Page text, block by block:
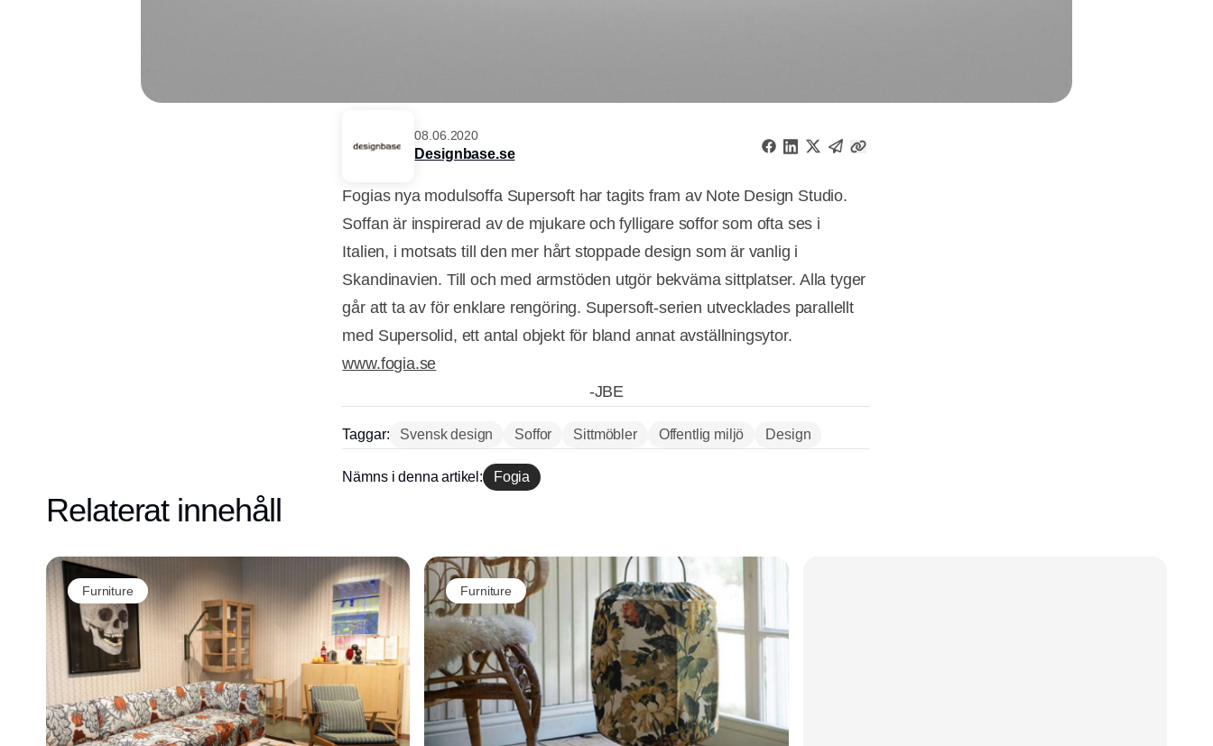
08.06.2020
Designbase.se
Fogias nya modulsoffa Supersoft har tagits fram av Note Design Studio.
Soffan är inspirerad av de mjukare och fylligare soffor som ofta ses i
Italien, i motsats till den mer hårt stoppade design som är vanlig i
Skandinavien. Till och med armstöden utgör bekväma sittplatser. Alla tyger
går att ta av för enklare rengöring. Supersoft-serien utvecklades parallellt
med Supersolid, ett antal objekt för bland annat avställningsytor.
www.fogia.se
-JBE
Taggar: Svensk design Soffor Sittmöbler Offentlig miljö Design
Nämns i denna artikel: Fogia
Relaterat innehåll
Furniture Furniture